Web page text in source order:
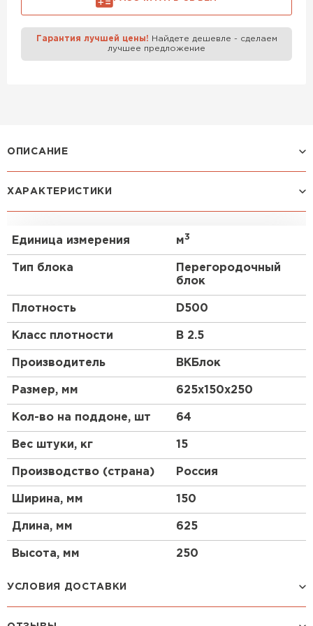
Гарантия лучшей цены! Найдете дешевле - сделаем
лучшее предложение
ОПИСАНИЕ
Газоблок, также известный как газобетон или
используется в современном строительстве. В
данном mini-FAQ мы рассмотрим основные
аспекты, связанные с газобетоном ВКБлок D500
Особенности
Что такое газоблок?
Газоблок, или газобетон, представляет собой
легкий ячеистый бетон, который производится из
смеси цемента, песка, извести и алюминиевой
пудры. В процессе производства происходит
химическая реакция, в результате которой
образуются поры, придающие материалу легкость
и хорошие теплоизоляционные свойства.
Преимущества газобетонных блоков
Газобетонные блоки обладают рядом
преимуществ, таких как высокая прочность,
низкая теплопроводность, экологичность и
простота в обработке. Они легко режутся,
сверлятся и шлифуются, что значительно
ХАРАКТЕРИСТИКИ
Единица измерения м3
Тип блока
Перегородочный
блок
Плотность D500
Класс плотности B 2.5
Производитель ВКБлок
Размер, мм 625х150х250
Кол-во на поддоне, шт 64
Вес штуки, кг 15
Производство (страна) Россия
Ширина, мм 150
Длина, мм 625
Высота, мм 250
УСЛОВИЯ ДОСТАВКИ
Газобетон Забудова